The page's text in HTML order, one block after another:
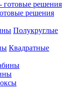
решения
Полукруглые
Квадратные